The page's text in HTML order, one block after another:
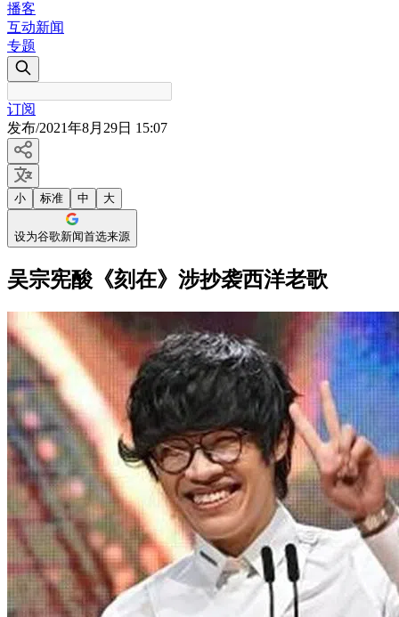
播客
互动新闻
专题
订阅
发布/2021年8月29日 15:07
小 标准 中 大
设为谷歌新闻首选来源
吴宗宪酸《刻在》涉抄袭西洋老歌